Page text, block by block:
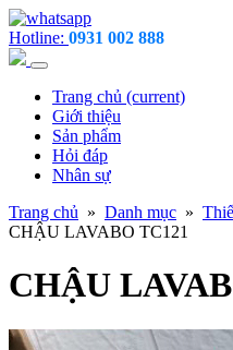
Hotline: 0931 002 888
Trang chủ (current)
Giới thiệu
Sản phẩm
Hỏi đáp
Nhân sự
Trang chủ » Danh mục »
CHẬU LAVABO TC121
CHẬU